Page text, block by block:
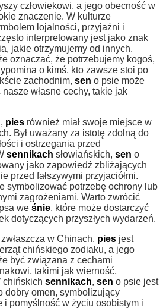
człowiekowi, a jego obecność w
znaczenie. W kulturze
lojalności, przyjaźni i
interpretowany jest jako znak
jakie otrzymujemy od innych.
oznaczać, że potrzebujemy kogoś,
o kimś, kto zawsze stoi po
zachodnim, sen o psie może
własne cechy, takie jak
pies również miał swoje miejsce w
Był uważany za istotę zdolną do
i ostrzegania przed
sennikach słowiańskich, sen o
jako zapowiedź zbliżających
przed fałszywymi przyjaciółmi.
symbolizować potrzebę ochrony lub
zagrożeniami. Warto zwrócić
we śnie, które może dostarczyć
dotyczących przyszłych wydarzeń.
w Chinach, pies jest
chińskiego zodiaku, a jego
być związana z cechami
takimi jak wierność,
chińskich sennikach, sen o psie jest
dobry omen, symbolizujący
i pomyślność w życiu osobistym i